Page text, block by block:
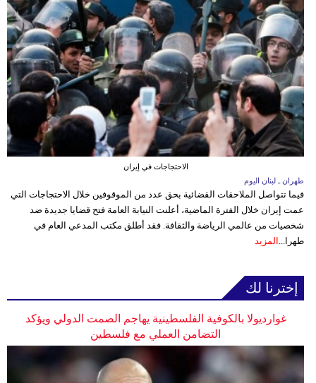
الاحتجاجات في إيران
طهران ـ لبنان اليوم
فيما تتواصل الملاحقات القضائية بحق عدد من الموقوفين خلال الاحتجاجات التي
عمت إيران خلال الفترة الماضية، أعلنت النيابة العامة فتح قضايا جديدة ضد
شخصيات من عالمي الرياضة والثقافة. فقد أطلق مكتب المدعي العام في
طهرا... المزيد
إخترنا لك
غوارديولا بالكوفية الفلسطينية يهاجم الصمت الدولي ويؤكد
التضامن العملي مع فلسطين